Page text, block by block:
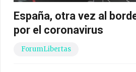
España, otra vez al
por el coronavirus
ForumLibertas